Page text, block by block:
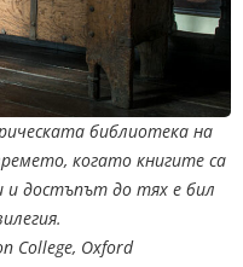
библиотека на
когато книгите са
и достъпът до тях е бил
College, Oxford